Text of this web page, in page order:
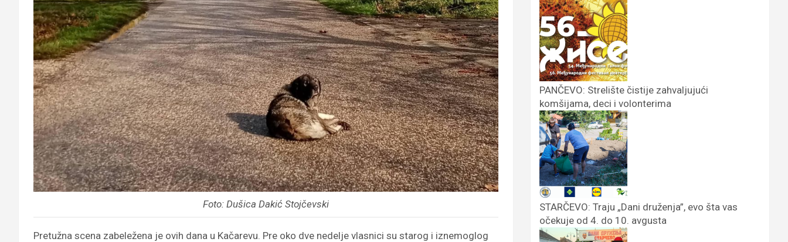
Foto: Dušica Dakić Stojčevski
Pretužna scena zabeležena je ovih dana u Kačarevu. Pre oko dve nedelje vlasnici su starog i iznemoglog
PANČEVO: Strelište čistije zahvaljujući
komšijama, deci i volonterima
STARČEVO: Traju „Dani druženja”, evo šta vas
očekuje od 4. do 10. avgusta